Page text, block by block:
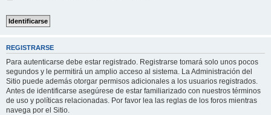
REGISTRARSE
Para autenticarse debe estar registrado. Registrarse tomará solo unos pocos
segundos y le permitirá un amplio acceso al sistema. La Administración del
Sitio puede además otorgar permisos adicionales a los usuarios registrados.
Antes de identificarse asegúrese de estar familiarizado con nuestros términos
de uso y políticas relacionadas. Por favor lea las reglas de los foros mientras
navega por el Sitio.